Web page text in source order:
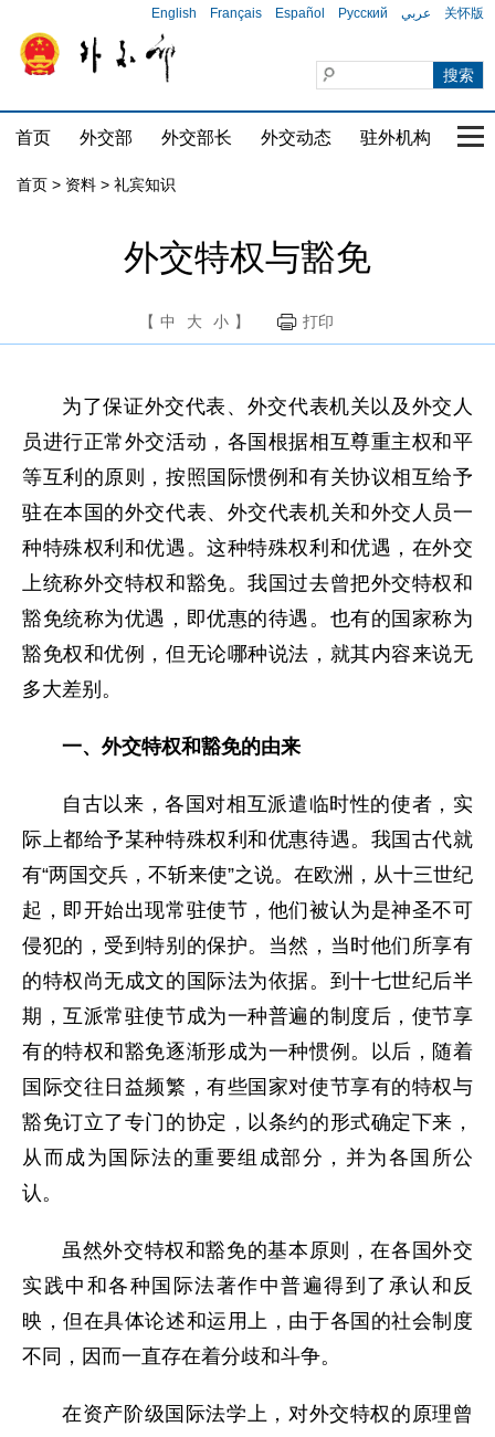
English Français Español Русский عربي 关怀版
首页 外交部 外交部长 外交动态 驻外机构 国
首页 > 资料 > 礼宾知识
外交特权与豁免
【 中 大 小 】 打印
为了保证外交代表、外交代表机关以及外交人
员进行正常外交活动，各国根据相互尊重主权和平
等互利的原则，按照国际惯例和有关协议相互给予
驻在本国的外交代表、外交代表机关和外交人员一
种特殊权利和优遇。这种特殊权利和优遇，在外交
上统称外交特权和豁免。我国过去曾把外交特权和
豁免统称为优遇，即优惠的待遇。也有的国家称为
豁免权和优例，但无论哪种说法，就其内容来说无
多大差别。
一、外交特权和豁免的由来
自古以来，各国对相互派遣临时性的使者，实
际上都给予某种特殊权利和优惠待遇。我国古代就
有“两国交兵，不斩来使”之说。在欧洲，从十三世纪
起，即开始出现常驻使节，他们被认为是神圣不可
侵犯的，受到特别的保护。当然，当时他们所享有
的特权尚无成文的国际法为依据。到十七世纪后半
期，互派常驻使节成为一种普遍的制度后，使节享
有的特权和豁免逐渐形成为一种惯例。以后，随着
国际交往日益频繁，有些国家对使节享有的特权与
豁免订立了专门的协定，以条约的形式确定下来，
从而成为国际法的重要组成部分，并为各国所公
认。
虽然外交特权和豁免的基本原则，在各国外交
实践中和各种国际法著作中普遍得到了承认和反
映，但在具体论述和运用上，由于各国的社会制度
不同，因而一直存在着分歧和斗争。
在资产阶级国际法学上，对外交特权的原理曾